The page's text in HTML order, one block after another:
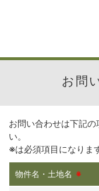
お問
お問い合わせは下記
い。
※は必須項目になりま
物件名・土地名 ※